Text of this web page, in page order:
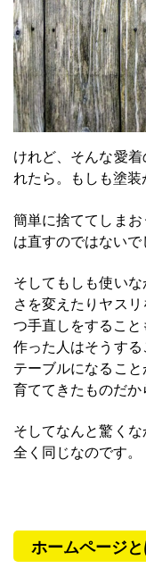
けれど、そんな愛
れたら。もしも塗装
簡単に捨ててしま
は直すのではないで
そしてもしも使い
さを変えたりヤス
つ手直しをすること
作った人はそうす
テーブルになるこ
育ててきたものだか
そしてなんと驚く
全く同じなのです。
ホームページ